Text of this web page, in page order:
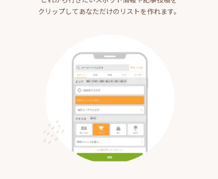
クリップしてあなただけのリストを作れます。